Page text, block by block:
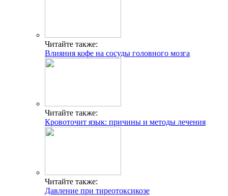
Читайте также:
Влияния кофе на сосуды головного мозга
Читайте также:
Кровоточит язык: причины и методы лечения
Читайте также:
Давление при тиреотоксикозе